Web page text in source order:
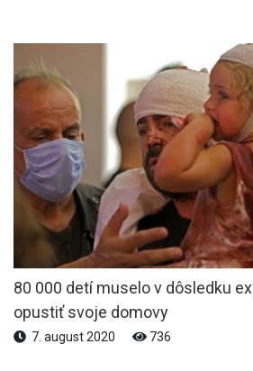
80 000 detí muselo v dôsledku
opustiť svoje domovy
7. august 2020 736